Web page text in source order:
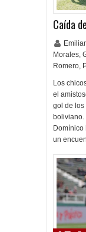
Caída
Morales,
Romero,
Los
el
gol de los
boliviano.
un